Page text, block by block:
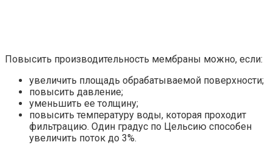
Повысить производительность мембраны можно, если:
увеличить площадь обрабатываемой поверхности;
повысить давление;
уменьшить ее толщину;
повысить температуру воды, которая проходит
фильтрацию. Один градус по Цельсию способен
увеличить поток до 3%.